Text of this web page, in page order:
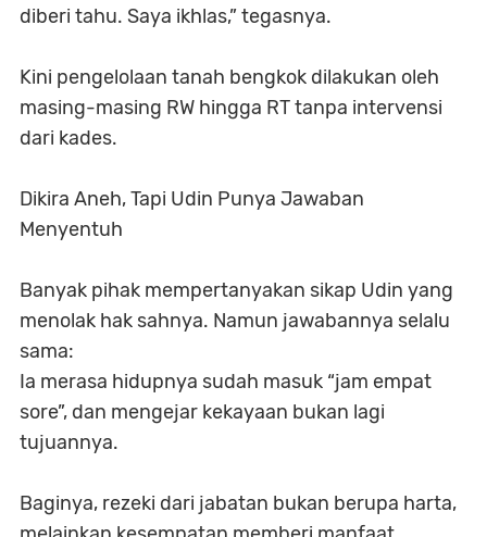
diberi tahu. Saya ikhlas,” tegasnya.
Kini pengelolaan tanah bengkok dilakukan oleh
masing-masing RW hingga RT tanpa intervensi
dari kades.
Dikira Aneh, Tapi Udin Punya Jawaban
Menyentuh
Banyak pihak mempertanyakan sikap Udin yang
menolak hak sahnya. Namun jawabannya selalu
sama:
Ia merasa hidupnya sudah masuk “jam empat
sore”, dan mengejar kekayaan bukan lagi
tujuannya.
Baginya, rezeki dari jabatan bukan berupa harta,